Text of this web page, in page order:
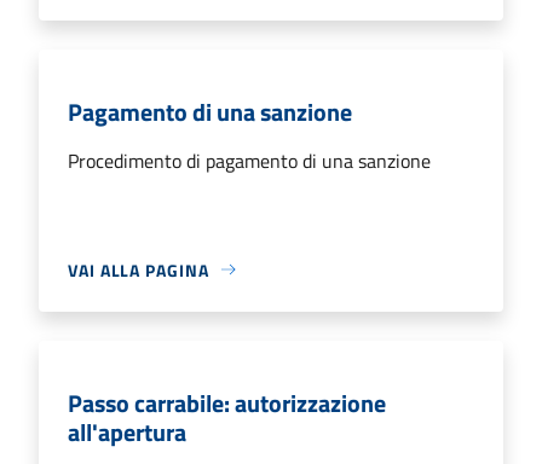
Pagamento di una sanzione
Procedimento di pagamento di una sanzione
VAI ALLA PAGINA
Passo carrabile: autorizzazione
all'apertura